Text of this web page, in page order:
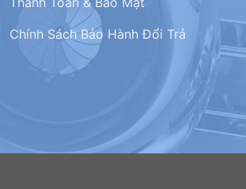
Chính Sách Bảo Hành Đổi Trả